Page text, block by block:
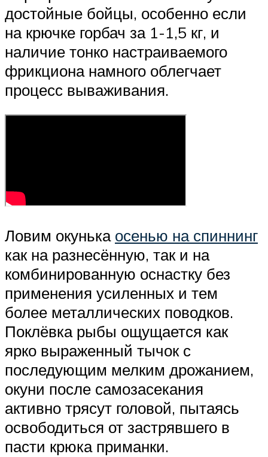
достойные бойцы, особенно если
на крючке горбач за 1-1,5 кг, и
наличие тонко настраиваемого
фрикциона намного облегчает
процесс вываживания.
Ловим окунька осенью на спиннинг
как на разнесённую, так и на
комбинированную оснастку без
применения усиленных и тем
более металлических поводков.
Поклёвка рыбы ощущается как
ярко выраженный тычок с
последующим мелким дрожанием,
окуни после самозасекания
активно трясут головой, пытаясь
освободиться от застрявшего в
пасти крюка приманки.